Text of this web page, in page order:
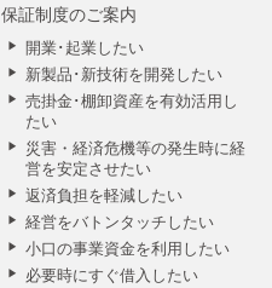
保証制度のご案内
開業･起業したい
新製品･新技術を開発したい
売掛金･棚卸資産を有効活用し
たい
災害・経済危機等の発生時に経
営を安定させたい
返済負担を軽減したい
経営をバトンタッチしたい
小口の事業資金を利用したい
必要時にすぐ借入したい